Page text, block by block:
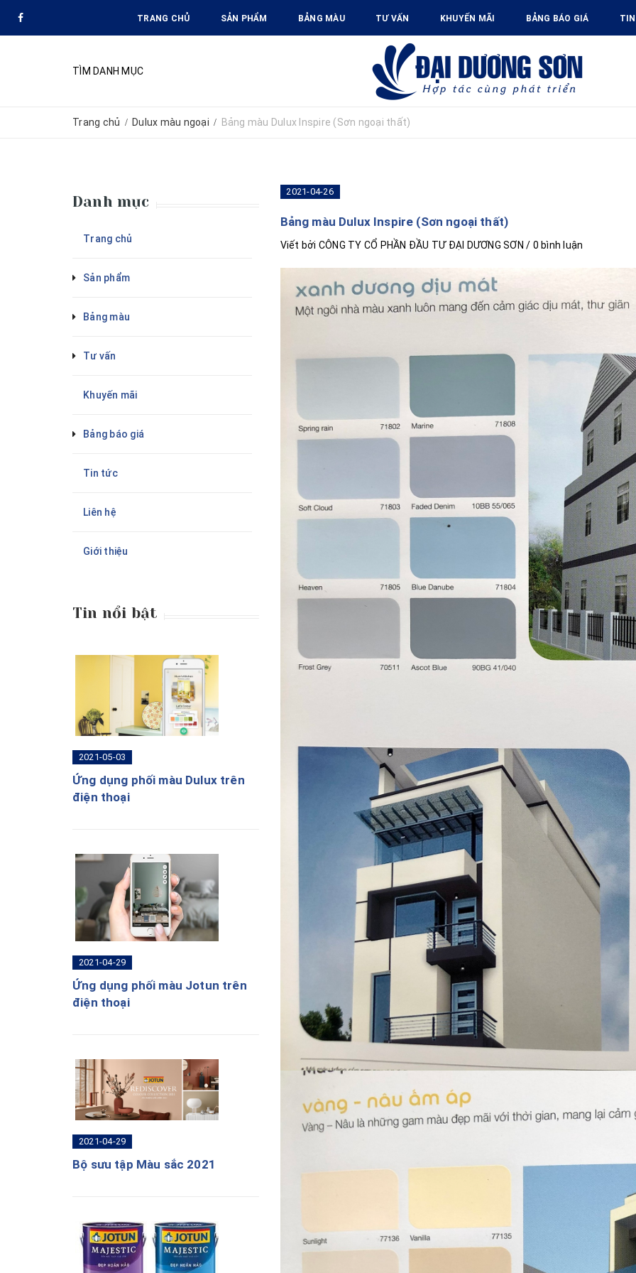
TRANG CHỦ SẢN PHẨM BẢNG MÀU TƯ VẤN KHUYẾN MÃI BẢNG BÁO GIÁ
TÌM DANH MỤC
Trang chủ / Dulux màu ngoại / Bảng màu Dulux Inspire (Sơn ngoại thất)
2021-04-26
Bảng màu Dulux Inspire (Sơn ngoại thất)
Viết bởi CÔNG TY CỔ PHẦN ĐẦU TƯ ĐẠI DƯƠNG SƠN / 0 bình luận
Danh mục
Trang chủ
Sản phẩm
Bảng màu
Tư vấn
Khuyến mãi
Bảng báo giá
Tin tức
Liên hệ
Giới thiệu
Tin nổi bật
2021-05-03
Ứng dụng phối màu Dulux trên
điện thoại
2021-04-29
Ứng dụng phối màu Jotun trên
điện thoại
2021-04-29
Bộ sưu tập Màu sắc 2021